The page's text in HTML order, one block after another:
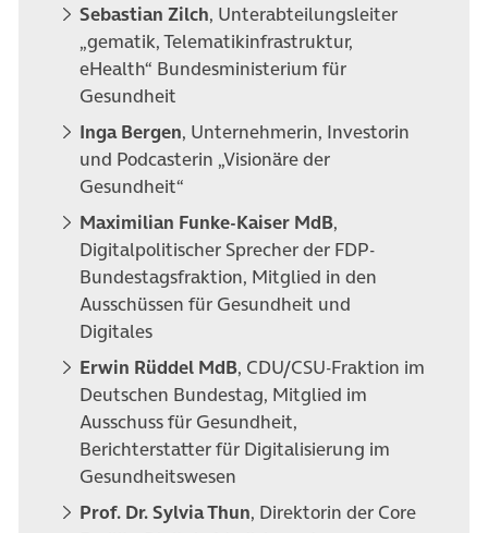
Sebastian Zilch, Unterabteilungsleiter
„gematik, Telematikinfrastruktur,
eHealth“ Bundesministerium für
Gesundheit
Inga Bergen, Unternehmerin, Investorin
und Podcasterin „Visionäre der
Gesundheit“
Maximilian Funke-Kaiser MdB,
Digitalpolitischer Sprecher der FDP-
Bundestagsfraktion, Mitglied in den
Ausschüssen für Gesundheit und
Digitales
Erwin Rüddel MdB, CDU/CSU-Fraktion im
Deutschen Bundestag, Mitglied im
Ausschuss für Gesundheit,
Berichterstatter für Digitalisierung im
Gesundheitswesen
Prof. Dr. Sylvia Thun, Direktorin der Core